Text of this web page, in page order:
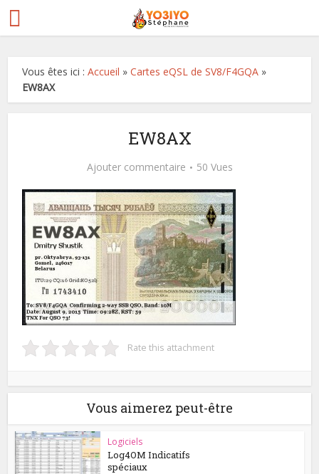
Vous êtes ici :Accueil »Cartes eQSL de SV8/F4GQA »
EW8AX
EW8AX
Ajouter commentaire 50 Vues
Rate this attachment
Vous aimerez peut-être
Logiciels
Log4OM Indicatifs
spéciaux